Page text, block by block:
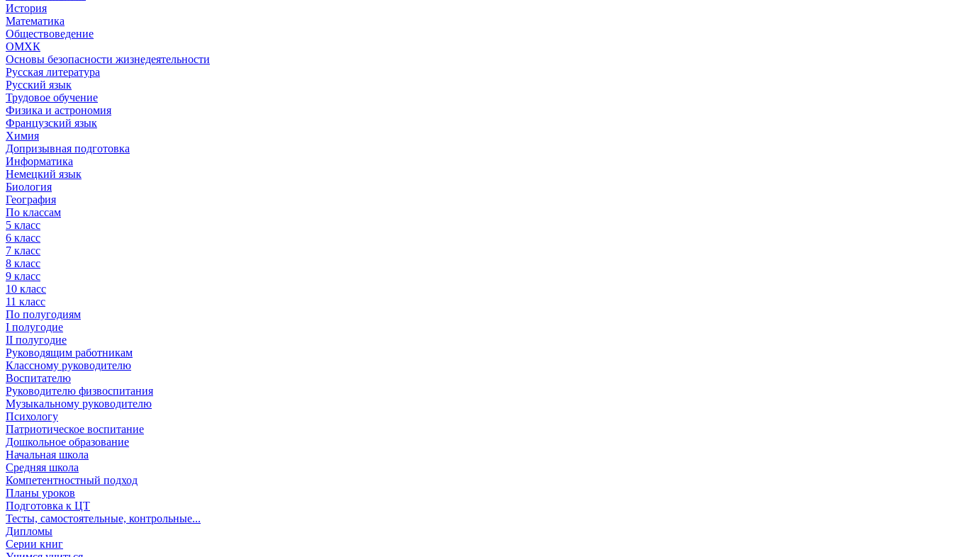
История
Математика
Обществоведение
ОМХК
Основы безопасности жизнедеятельности
Русская литература
Русский язык
Трудовое обучение
Физика и астрономия
Французский язык
Химия
Допризывная подготовка
Информатика
Немецкий язык
Биология
География
По классам
5 класс
6 класс
7 класс
8 класс
9 класс
10 класс
11 класс
По полугодиям
I полугодие
II полугодие
Руководящим работникам
Классному руководителю
Воспитателю
Руководителю физвоспитания
Музыкальному руководителю
Психологу
Патриотическое воспитание
Дошкольное образование
Начальная школа
Средняя школа
Компетентностный подход
Планы уроков
Подготовка к ЦТ
Тесты, самостоятельные, контрольные...
Дипломы
Серии книг